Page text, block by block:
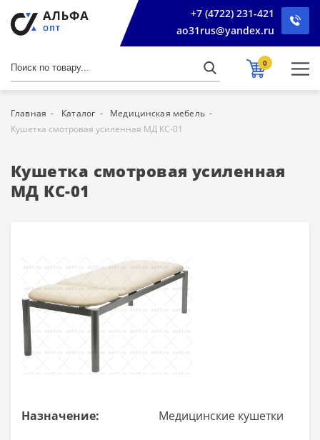
+7 (4722) 231-421
ao31rus@yandex.ru
0
Главная Каталог
Медицинская мебель
Кушетка смотровая усиленная МД КС-01
Кушетка смотровая усиленная
МД КС-01
Назначение: Медицинские кушетки